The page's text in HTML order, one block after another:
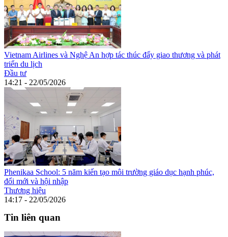
Vietnam Airlines và Nghệ An hợp tác thúc đẩy giao thương và phát
triển du lịch
Đầu tư
14:21 - 22/05/2026
Phenikaa School: 5 năm kiến tạo môi trường giáo dục hạnh phúc,
đổi mới và hội nhập
Thương hiệu
14:17 - 22/05/2026
Tin liên quan